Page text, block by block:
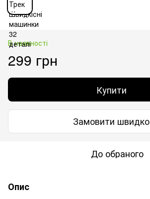
В наявності
299 грн
Купити
Замовити швидко
До обраного
Опис